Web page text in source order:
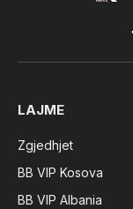
LAJME
Zgjedhjet
BB VIP Kosova
BB VIP Albania